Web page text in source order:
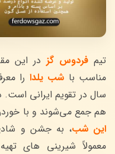
تیمفردوس گز در این
مناسب با شب یلدا را
سال در تقویم ایرانی
هم جمع می‌شوند و با
این شب، به جشن و
معمولاً شیرینی های